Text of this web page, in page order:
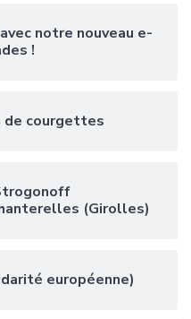
notre nouveau e-
!
courgettes
(Girolles)
européenne)